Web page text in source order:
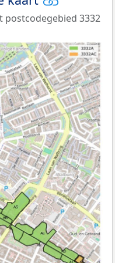
postcodegebied 3332